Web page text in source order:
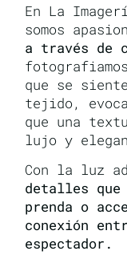
En La
somos
a través de
que se
tejido,
que una
lujo y
Con la luz
detalles que
prenda o
conexión
espectador.